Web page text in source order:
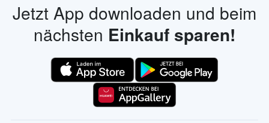
Jetzt App downloaden und beim
nächsten Einkauf sparen!